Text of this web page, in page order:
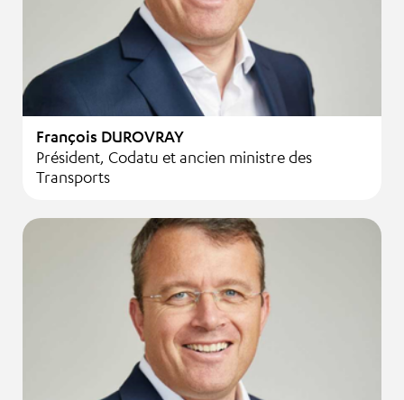
François DUROVRAY
Président, Codatu et ancien ministre des
Transports